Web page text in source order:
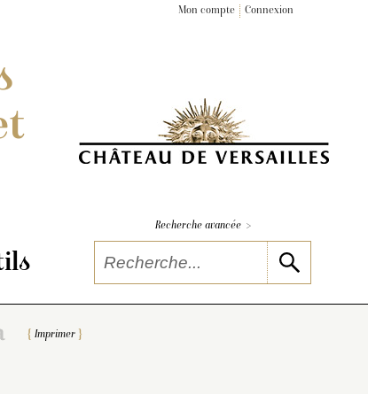
Mon compte Connexion
Recherche avancée >
Imprimer